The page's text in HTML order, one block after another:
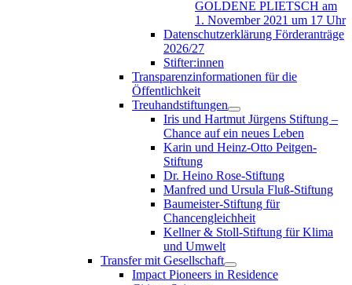
GOLDENE PLIETSCH am
1. November 2021 um 17 Uhr
Datenschutzerklärung Förderanträge
2026/27
Stifter:innen
Transparenzinformationen für die
Öffentlichkeit
Treuhandstiftungen
Iris und Hartmut Jürgens Stiftung –
Chance auf ein neues Leben
Karin und Heinz-Otto Peitgen-
Stiftung
Dr. Heino Rose-Stiftung
Manfred und Ursula Fluß-Stiftung
Baumeister-Stiftung für
Chancengleichheit
Kellner & Stoll-Stiftung für Klima
und Umwelt
Transfer mit Gesellschaft
Impact Pioneers in Residence